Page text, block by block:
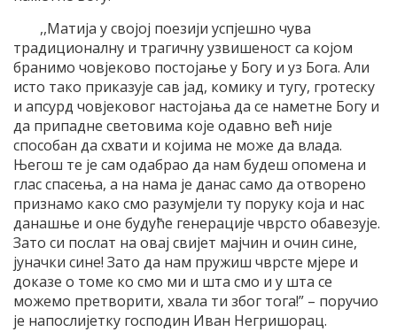
,,Матија у својој поезији успјешно чува
традиционалну и трагичну узвишеност са којом
бранимо човјеково постојање у Богу и уз Бога. Али
исто тако приказује сав јад, комику и тугу, гротеску
и апсурд човјековог настојања да се наметне Богу и
да припадне световима које одавно већ није
способан да схвати и којима не може да влада.
Његош те је сам одабрао да нам будеш опомена и
глас спасења, а на нама је данас само да отворено
признамо како смо разумјели ту поруку која и нас
данашње и оне будуће генерације чврсто обавезује.
Зато си послат на овај свијет мајчин и очин сине,
јуначки сине! Зато да нам пружиш чврсте мјере и
доказе о томе ко смо ми и шта смо и у шта се
можемо претворити, хвала ти због тога!” – поручио
је напослијетку господин Иван Негришорац.